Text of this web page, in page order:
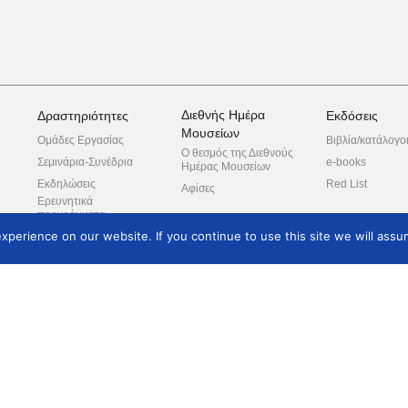
Δραστηριότητες
Ομάδες Εργασίας
Σεμινάρια-Συνέδρια
Εκδηλώσεις
Ερευνητικά
προγράμματα
Ξεναγήσεις
φορείς
Διεθνής Ημέρα
Μουσείων
Ο θεσμός της Διεθνούς
Ημέρας Μουσείων
Αφίσες
Εκδόσεις
Βιβλία/κατάλογοι
e-books
Red List
on our website. If you continue to use this site we will